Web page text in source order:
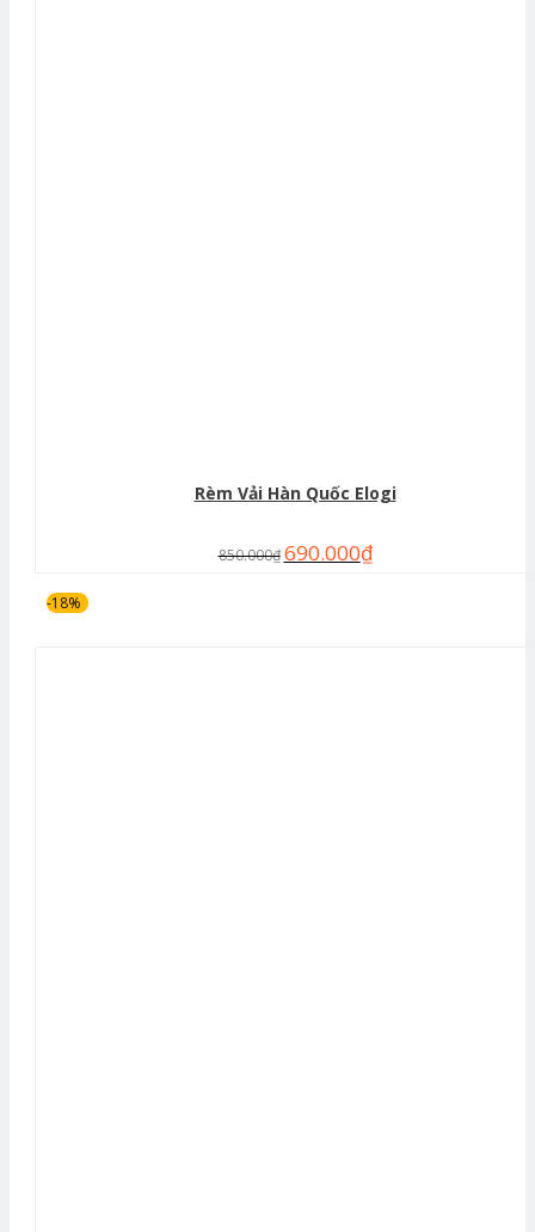
Rèm Vải Hàn Quốc Elogi
850.000₫ 690.000₫
-18%